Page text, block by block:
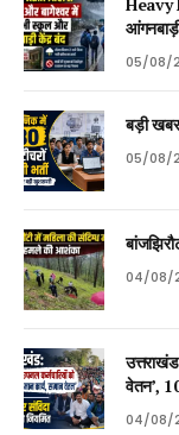
Heavy
05/08/
बड़ी
05/08/
04/08/
वेतन’,
04/08/